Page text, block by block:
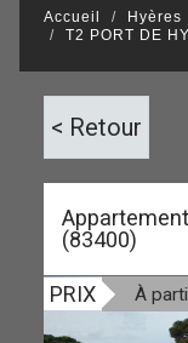
Accueil
Hyères
T2 PORT DE
< Retour
(83400)
PRIX À